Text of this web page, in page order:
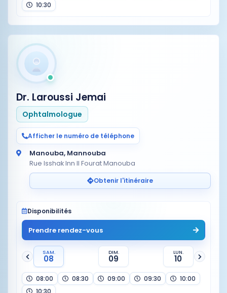
10:30
Dr. Laroussi Jemai
Ophtalmologue
Afficher le numéro de téléphone
Manouba, Mannouba
Rue Isshak Inn Il Fourat Manouba
Obtenir l'itinéraire
Disponibilités
Prendre rendez-vous
SAM.
08
DIM.
09
LUN.
10
08:00 08:30 09:00 09:30
10:00
10:30